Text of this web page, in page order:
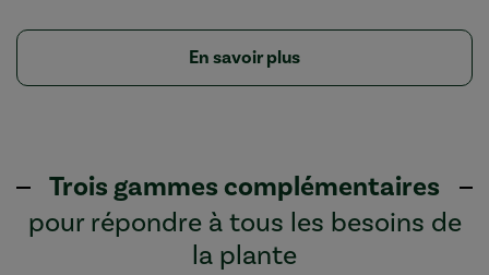
En savoir plus
Trois gammes complémentaires
pour répondre à tous les besoins de
la plante